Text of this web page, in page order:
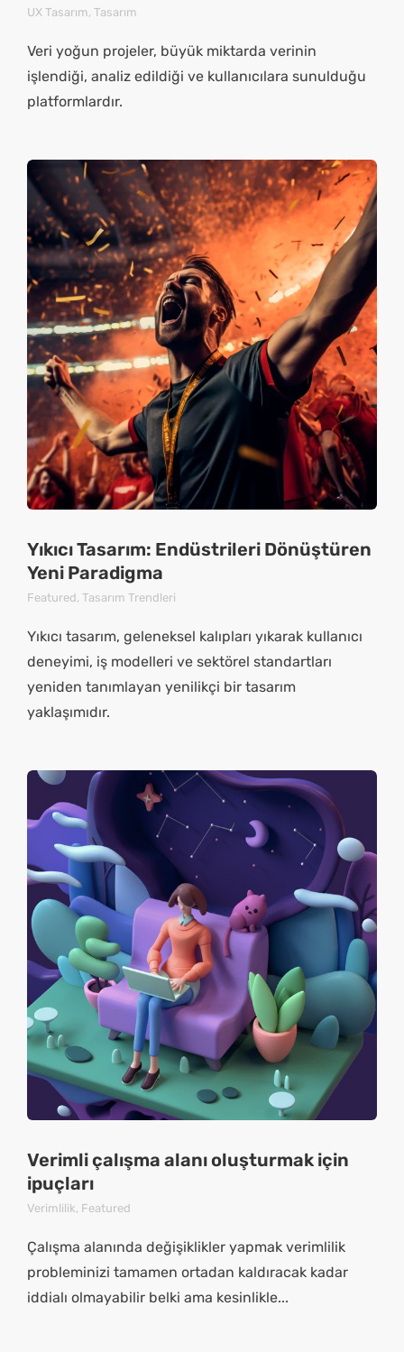
UX Tasarım, Tasarım
Veri yoğun projeler, büyük miktarda verinin
işlendiği, analiz edildiği ve kullanıcılara sunulduğu
platformlardır.
Yıkıcı Tasarım: Endüstrileri Dönüştüren
Yeni Paradigma
Featured, Tasarım Trendleri
Yıkıcı tasarım, geleneksel kalıpları yıkarak kullanıcı
deneyimi, iş modelleri ve sektörel standartları
yeniden tanımlayan yenilikçi bir tasarım
yaklaşımıdır.
Verimli çalışma alanı oluşturmak için
ipuçları
Verimlilik, Featured
Çalışma alanında değişiklikler yapmak verimlilik
probleminizi tamamen ortadan kaldıracak kadar
iddialı olmayabilir belki ama kesinlikle...